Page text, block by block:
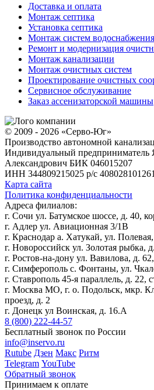
Доставка и оплата
Монтаж септика
Установка септика
Монтаж систем водоснабжения
Ремонт и модернизация
Монтаж канализации
Монтаж очистных систем
Проектирование очистных
Сервисное обслуживание
Заказ ассенизаторской машины
© 2009 - 2026 «Серво-Юг»
Производство автономной
Индивидуальный предприниматель
Александрович БИК 046015207
ИНН 344809215025 р/с
Карта сайта
Политика конфиденциальности
Адреса филиалов:
г. Сочи ул. Батумское шоссе, д. 40,
г. Адлер ул. Авиационная 3/1В
г. Краснодар а. Хатукай, ул.
г. Новороссийск ул. Золотая рыбка,
г. Ростов-на-дону ул. Вавилова, д.
г. Симферополь с. Фонтаны, ул.
г. Ставрополь 45-я параллель, д. 22,
г. Москва МО, г. о. Подольск, мкр.
проезд, д. 2
г. Донецк ул Воинская, д. 16.А
8 (800) 222-44-57
Бесплатный звонок по России
info@inservo.ru
Rutube Дзен Макс Ритм
Telegram YouTube
Обратный звонок
Принимаем к оплате